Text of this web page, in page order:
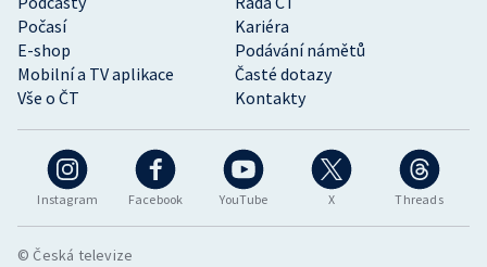
Instagram Facebook YouTube X Threads
Počasí
Kariéra
E-shop
Podávání námětů
Mobilní a TV aplikace
Časté dotazy
Vše o ČT
Kontakty
© Česká televize